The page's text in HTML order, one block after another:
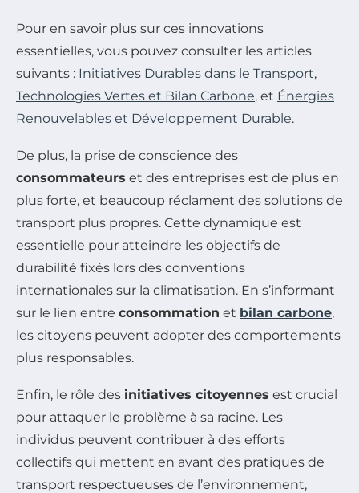
Pour en savoir plus sur ces innovations
essentielles, vous pouvez consulter les articles
suivants : Initiatives Durables dans le Transport,
Technologies Vertes et Bilan Carbone, et Énergies
Renouvelables et Développement Durable.
De plus, la prise de conscience des
consommateurs et des entreprises est de plus en
plus forte, et beaucoup réclament des solutions de
transport plus propres. Cette dynamique est
essentielle pour atteindre les objectifs de
durabilité fixés lors des conventions
internationales sur la climatisation. En s’informant
sur le lien entre consommation et bilan carbone,
les citoyens peuvent adopter des comportements
plus responsables.
Enfin, le rôle des initiatives citoyennes est crucial
pour attaquer le problème à sa racine. Les
individus peuvent contribuer à des efforts
collectifs qui mettent en avant des pratiques de
transport respectueuses de l’environnement,